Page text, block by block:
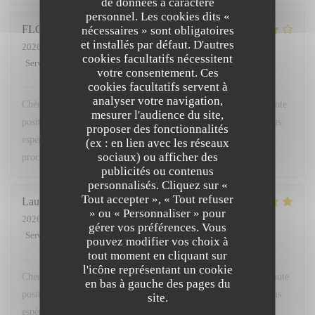
personnel. Les cookies dits «
nécessaires » sont obligatoires
et installés par défaut. D'autres
cookies facultatifs nécessitent
votre consentement. Ces
cookies facultatifs servent à
analyser votre navigation,
mesurer l'audience du site,
proposer des fonctionnalités
(ex : en lien avec les réseaux
sociaux) ou afficher des
publicités ou contenus
personnalisés. Cliquez sur «
Tout accepter », « Tout refuser
» ou « Personnaliser » pour
gérer vos préférences. Vous
pouvez modifier vos choix à
tout moment en cliquant sur
l'icône représentant un cookie
en bas à gauche des pages du
site.
FLORENCE L
2026-08-01
- 12:45 - Couverts 3
Service
Ambiance: 4/5 Cuisine: 4/5 Qualité / Prix
L'OPALE RESTAURANT a répondu à cet avis
Chère Madame, nous vous remercions sincèrement pour votre note
positive. Votre satisfaction est au cœur de notre démarche et nous
espérons avoir le plaisir de vous accueillir de nouveau
prochainement. Bien à vous, Lise Fornaro - Maitre d'Hôtel
Laurent
2026-07-29
- 19:00 - Couverts 2
Service
Ambiance Cuisine Qualité / Prix
L'OPALE RESTAURANT a répondu à cet avis
Cher Monsieur , nous vous remercions sincèrement pour votre note
positive. Votre satisfaction est au cœur de notre démarche et nous
espérons avoir le plaisir de vous accueillir de nouveau